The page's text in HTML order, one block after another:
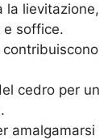
la lievitazione,
e soffice.
cedro per un
amalgamarsi